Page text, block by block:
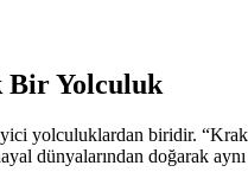
Bir Yolculuk
yolculuklardan biridir.
dünyalarından doğarak